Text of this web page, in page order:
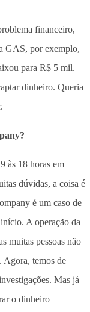
financeiro,
GAS, por exemplo,
para R$ 5 mil.
dinheiro. Queria
às 18 horas em
dúvidas, a coisa é
é um caso de
A operação da
muitas pessoas não
Agora, temos de
Mas já
o dinheiro